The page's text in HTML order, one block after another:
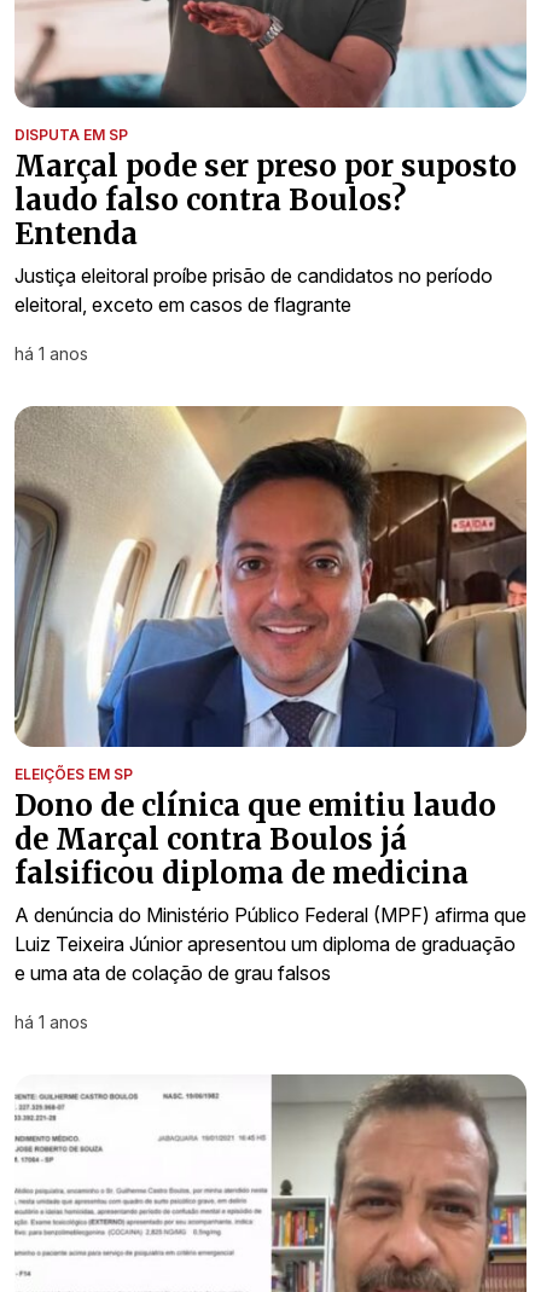
DISPUTA EM SP
Marçal pode ser preso por suposto
laudo falso contra Boulos?
Entenda
Justiça eleitoral proíbe prisão de candidatos no período
eleitoral, exceto em casos de flagrante
há 1 anos
ELEIÇÕES EM SP
Dono de clínica que emitiu laudo
de Marçal contra Boulos já
falsificou diploma de medicina
A denúncia do Ministério Público Federal (MPF) afirma que
Luiz Teixeira Júnior apresentou um diploma de graduação
e uma ata de colação de grau falsos
há 1 anos